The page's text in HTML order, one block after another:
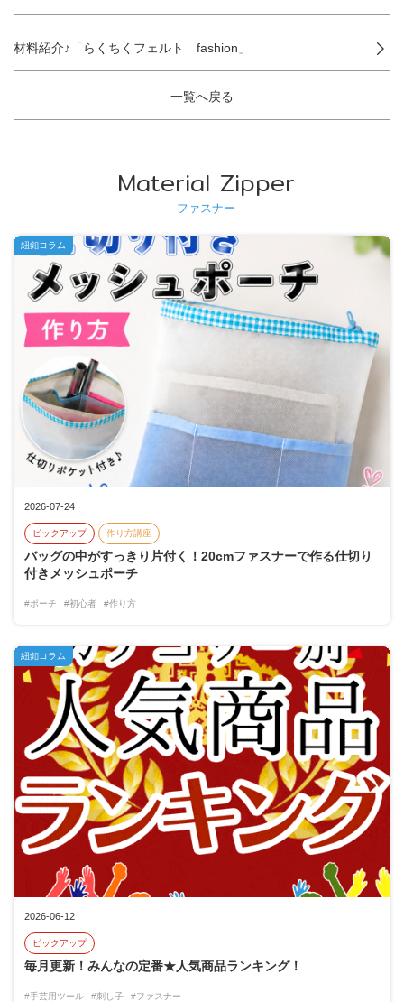
一覧へ戻る
材料紹介♪「らくちくフェルト fashion」
Material Zipper
ファスナー
2026-07-24
ピックアップ 作り方講座
バッグの中がすっきり片付く！20cmファスナーで作る仕切り
付きメッシュポーチ
#ポーチ #初心者 #作り方
紐釦コラム
2026-06-12
ピックアップ
毎月更新！みんなの定番★人気商品ランキング！
#手芸用ツール #刺し子 #ファスナー
紐釦コラム